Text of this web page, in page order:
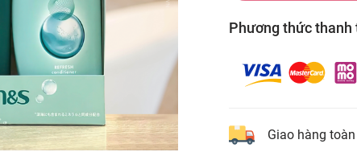
Phương thức thanh
Giao hàng